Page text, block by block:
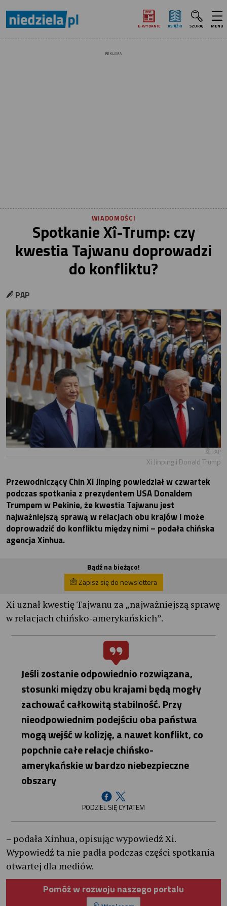
E‑WYDANIE KSIĄŻKI SZUKAJ MENU
REKLAMA
WIADOMOŚCI
Spotkanie Xî-Trump: czy
kwestia Tajwanu doprowadzi
do konfliktu?
PAP
PAP
Xi Jinping i Donald Trump
Przewodniczący Chin Xi Jinping powiedział w czwartek
podczas spotkania z prezydentem USA Donaldem
Trumpem w Pekinie, że kwestia Tajwanu jest
najważniejszą sprawą w relacjach obu krajów i może
doprowadzić do konfliktu między nimi – podała chińska
agencja Xinhua.
Bądź na bieżąco!
Zapisz się do newslettera
Xi uznał kwestię Tajwanu za „najważniejszą sprawę
w relacjach chińsko-amerykańskich”.
Jeśli zostanie odpowiednio rozwiązana,
stosunki między obu krajami będą mogły
zachować całkowitą stabilność. Przy
nieodpowiednim podejściu oba państwa
mogą wejść w kolizję, a nawet konflikt, co
popchnie całe relacje chińsko-
amerykańskie w bardzo niebezpieczne
obszary
PODZIEL SIĘ CYTATEM
– podała Xinhua, opisując wypowiedź Xi.
Wypowiedź ta nie padła podczas części spotkania
otwartej dla mediów.
Pomóż w rozwoju naszego portalu